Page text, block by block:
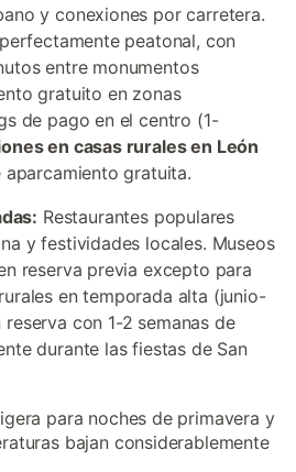
y conexiones por carretera.
peatonal, con
entre monumentos
gratuito en zonas
de pago en el centro (1-
en casas rurales en León
aparcamiento gratuita.
Restaurantes populares
y festividades locales. Museos
reserva previa excepto para
en temporada alta (junio-
con 1-2 semanas de
durante las fiestas de San
para noches de primavera y
bajan considerablemente